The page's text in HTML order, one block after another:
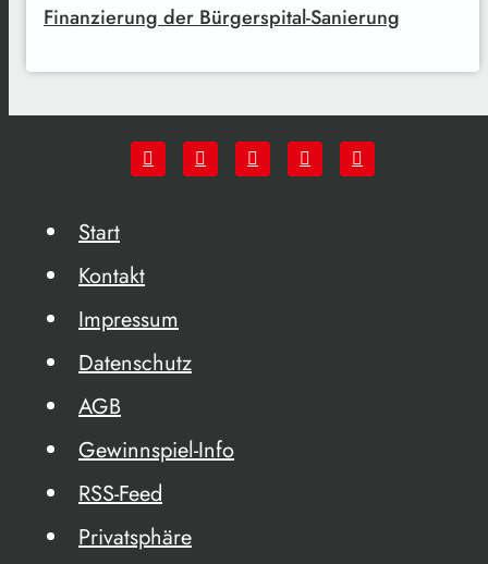
Finanzierung der Bürgerspital-Sanierung
Start
Kontakt
Impressum
Datenschutz
AGB
Gewinnspiel-Info
RSS-Feed
Privatsphäre